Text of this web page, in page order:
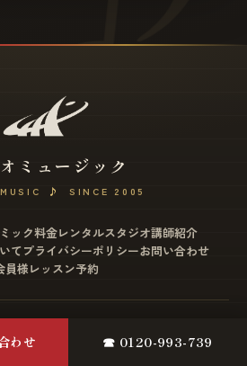
ミュージック
♪ SINCE 2005
ック料金レンタルスタジオ講師紹介
て プライバシーポリシーお問い合わせ
員様レッスン予約
松戸市根本2-12 ミヤザワビル4F
わせ ☎ 0120-993-739